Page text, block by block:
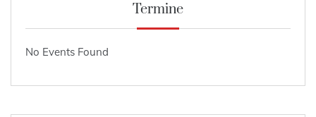
Termine
No Events Found